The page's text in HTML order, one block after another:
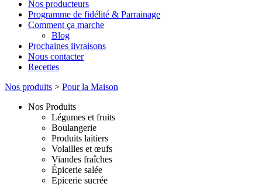
Nos producteurs
Programme de fidélité & Parrainage
Comment ça marche
Blog
Prochaines livraisons
Nous contacter
Recettes
Nos produits > Pour la Maison
Nos Produits
Légumes et fruits
Boulangerie
Produits laitiers
Volailles et œufs
Viandes fraîches
Épicerie salée
Epicerie sucrée